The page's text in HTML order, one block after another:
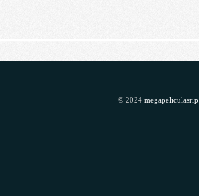
© 2024 megapeliculasrip